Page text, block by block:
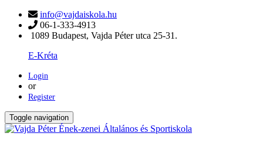
info@vajdaiskola.hu
06-1-333-4913
1089 Budapest, Vajda Péter utca 25-31.
E-Kréta
Login
or
Register
Toggle navigation